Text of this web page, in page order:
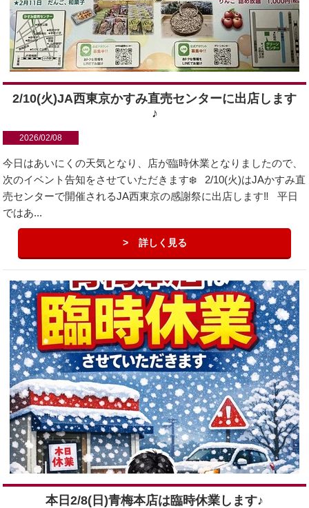
2/10(火)JA西東京かすみ直売センターに出店します
♪
2026/02/08
今日はあいにくの天気となり、店が臨時休業となりましたので、
次のイベント告知をさせていただきます❄️ 2/10(火)はJAかすみ直
売センターで開催されるJA西東京の感謝祭に出店します‼️ 平日
ではあ...
詳しく見る
本日2/8(日)青梅本店は臨時休業します♪